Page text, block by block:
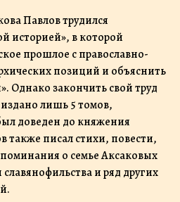
историей», в которой
прошлое с православно-
позиций и объяснить
Однако закончить свой труд
лишь 5 томов,
доведен до княжения
также писал стихи, повести,
о семье Аксаковых
и ряд других